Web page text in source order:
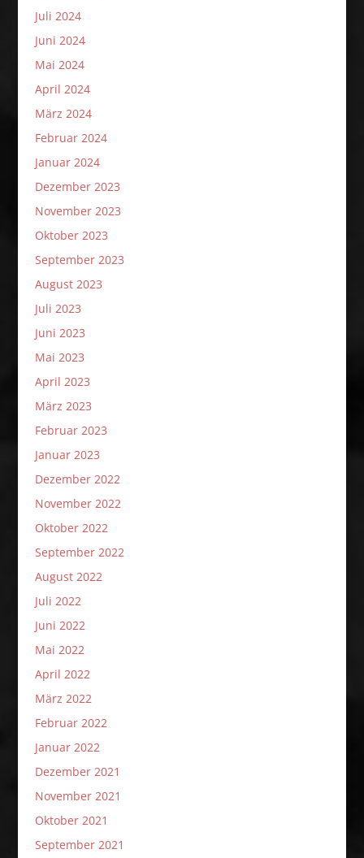
Juli 2024
Juni 2024
Mai 2024
April 2024
März 2024
Februar 2024
Januar 2024
Dezember 2023
November 2023
Oktober 2023
September 2023
August 2023
Juli 2023
Juni 2023
Mai 2023
April 2023
März 2023
Februar 2023
Januar 2023
Dezember 2022
November 2022
Oktober 2022
September 2022
August 2022
Juli 2022
Juni 2022
Mai 2022
April 2022
März 2022
Februar 2022
Januar 2022
Dezember 2021
November 2021
Oktober 2021
September 2021